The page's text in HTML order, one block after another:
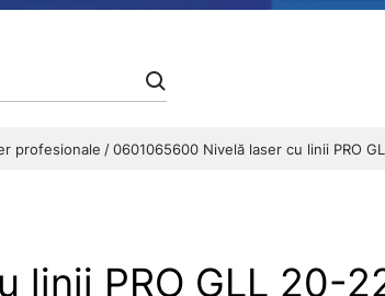
profesionale 0601065600 Nivelă laser cu linii PRO
PRO GLL 20-